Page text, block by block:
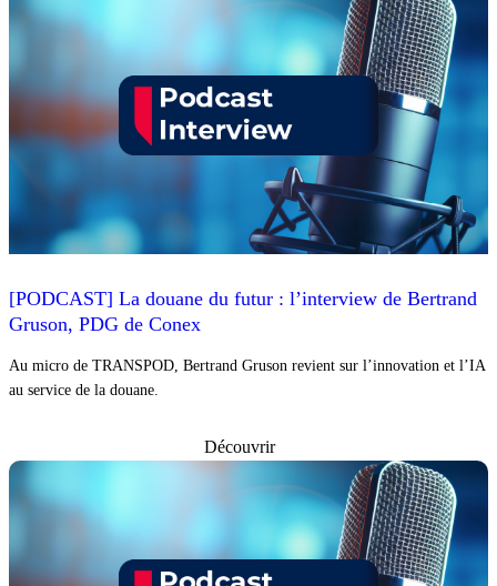
[PODCAST] La douane du futur : l’interview de Bertrand
Gruson, PDG de Conex
Au micro de TRANSPOD, Bertrand Gruson revient sur l’innovation et l’IA
au service de la douane.
Découvrir